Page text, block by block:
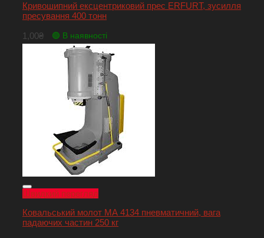
Кривошипний ексцентриковий прес ERFURT, зусилля
пресування 400 тонн
1,00₴ 🟢 В наявності
Швидкий перегляд
Ковальський молот МА 4134 пневматичний, вага
падаючих частин 250 кг